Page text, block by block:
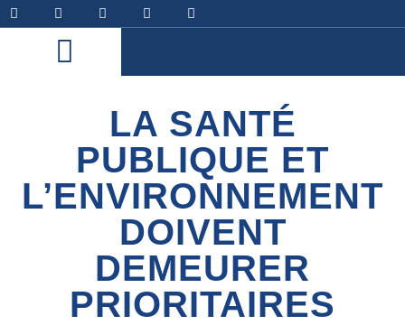
LA SANTÉ
PUBLIQUE ET
L’ENVIRONNEMENT
DOIVENT
DEMEURER
PRIORITAIRES